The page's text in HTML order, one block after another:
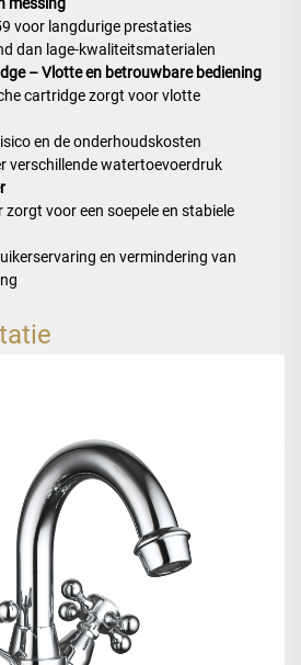
voor langdurige prestaties
dan lage-kwaliteitsmaterialen
– Vlotte en betrouwbare bediening
cartridge zorgt voor vlotte
en de onderhoudskosten
verschillende watertoevoerdruk
zorgt voor een soepele en stabiele
en vermindering van